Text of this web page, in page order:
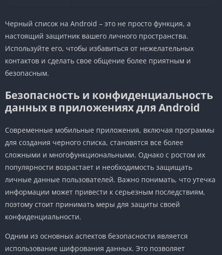
Черный список на Android – это не просто функция, а
настоящий защитник вашего личного пространства.
Используйте его, чтобы избавиться от нежелательных
контактов и сделать свое общение более приятным и
безопасным.
Безопасность и конфиденциальность
данных в приложениях для Android
Современные мобильные приложения, включая программы
для создания черного списка, становятся все более
сложными и многофункциональными. Однако с ростом их
популярности возрастает и необходимость защищать
личные данные пользователей. Важно понимать, что утечка
информации может привести к серьезным последствиям,
поэтому стоит принимать меры для защиты своей
конфиденциальности.
Одним из основных аспектов безопасности является
использование шифрования данных. Это позволяет